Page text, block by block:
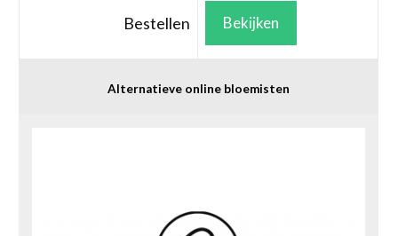
Bestellen Bekijken
Alternatieve online bloemisten